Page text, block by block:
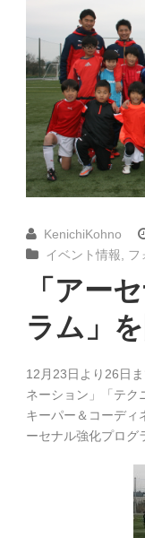
KenichiKohno
イベント情報
フ
「アー
ラム」
12月23日より26日
ネーション」「テク
キーパー＆コーディ
ーセナル強化プログ